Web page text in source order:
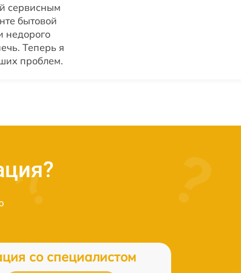
сервисным
бытовой
недорого
Теперь я
проблем.
со специалистом